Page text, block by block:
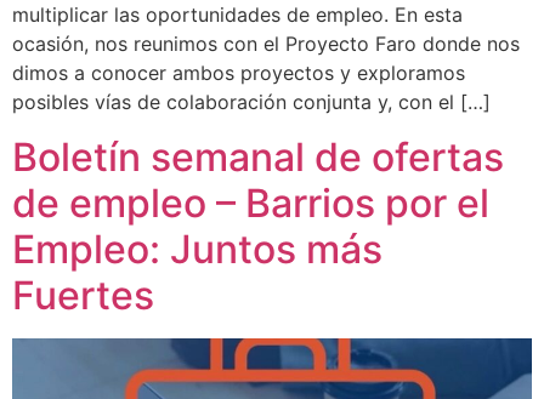
multiplicar las oportunidades de empleo. En esta
ocasión, nos reunimos con el Proyecto Faro donde nos
dimos a conocer ambos proyectos y exploramos
posibles vías de colaboración conjunta y, con el […]
Boletín semanal de ofertas
de empleo – Barrios por el
Empleo: Juntos más
Fuertes